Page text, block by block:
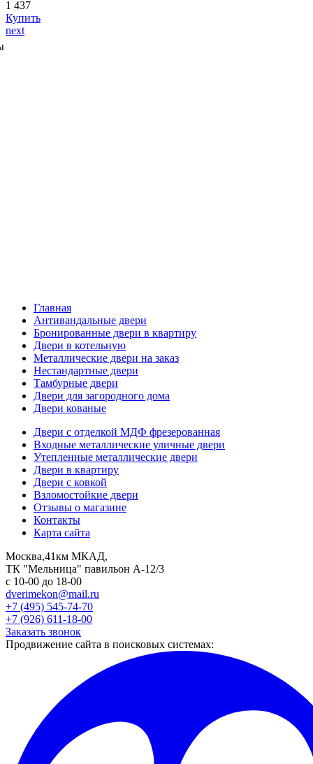
1 437
Купить
next
Главная
Антивандальные двери
Бронированные двери в квартиру
Двери в котельную
Металлические двери на заказ
Нестандартные двери
Тамбурные двери
Двери для загородного дома
Двери кованые
Двери с отделкой МДФ фрезерованная
Входные металлические уличные двери
Утепленные металлические двери
Двери в квартиру
Двери с ковкой
Взломостойкие двери
Отзывы о магазине
Контакты
Карта сайта
Москва,41км МКАД,
ТК "Мельница" павильон А-12/3
с 10-00 до 18-00
dverimekon@mail.ru
+7 (495) 545-74-70
+7 (926) 611-18-00
Заказать звонок
Продвижение сайта в поисковых системах: